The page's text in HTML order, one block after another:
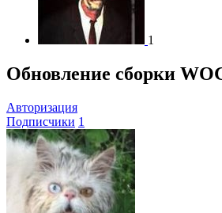
1
Обновление сборки
Авторизация
Подписчики 1